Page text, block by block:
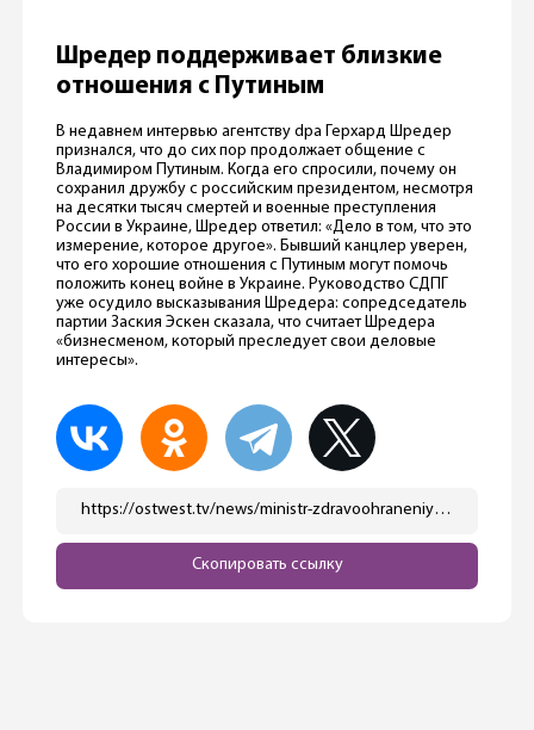
Шредер поддерживает близкие
отношения с Путиным
В недавнем интервью агентству dpa Герхард Шредер
признался, что до сих пор продолжает общение с
Владимиром Путиным. Когда его спросили, почему он
сохранил дружбу с российским президентом, несмотря
на десятки тысяч смертей и военные преступления
России в Украине, Шредер ответил: «Дело в том, что это
измерение, которое другое». Бывший канцлер уверен,
что его хорошие отношения с Путиным могут помочь
положить конец войне в Украине. Руководство СДПГ
уже осудило высказывания Шредера: сопредседатель
партии Заския Эскен сказала, что считает Шредера
«бизнесменом, который преследует свои деловые
интересы».
https://ostwest.tv/news/ministr-zdravoohraneniya-lauterbah-prizval-ek-kanclera-shredera-vyjti-iz-sdpg/
Скопировать ссылку